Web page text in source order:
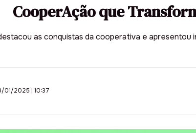
CooperAção que
as conquistas da cooperativa e
01/2025 | 10:37